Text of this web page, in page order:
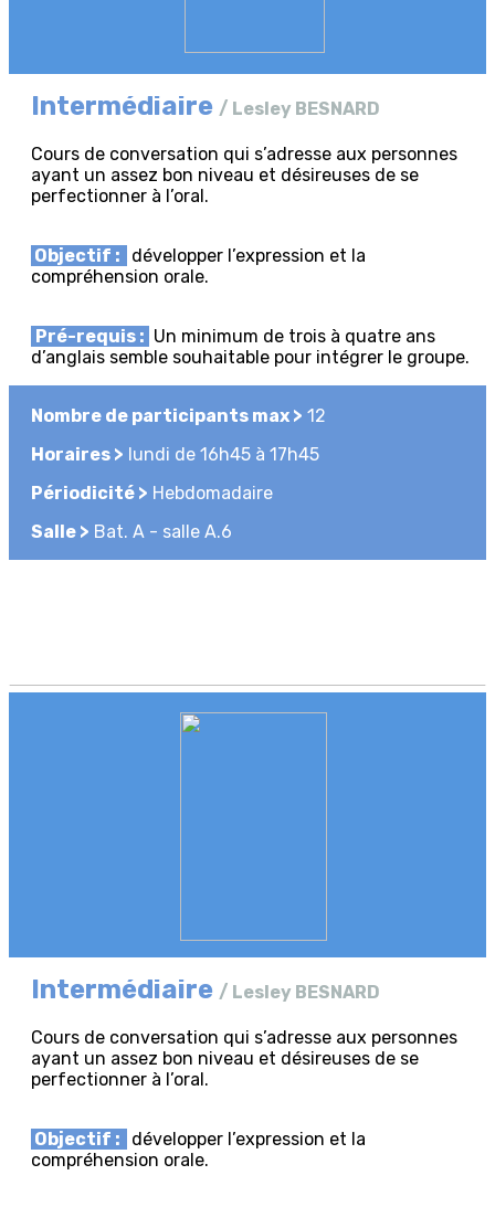
Intermédiaire / Lesley BESNARD
Cours de conversation qui s’adresse aux personnes
ayant un assez bon niveau et désireuses de se
perfectionner à l’oral.
Objectif :
développer l’expression et la
compréhension orale.
Pré-requis : Un minimum de trois à quatre ans
d’anglais semble souhaitable pour intégrer le groupe.
Nombre de participants max > 12
Horaires > lundi de 16h45 à 17h45
Périodicité > Hebdomadaire
Salle > Bat. A - salle A.6
Intermédiaire / Lesley BESNARD
Cours de conversation qui s’adresse aux personnes
ayant un assez bon niveau et désireuses de se
perfectionner à l’oral.
Objectif :
développer l’expression et la
compréhension orale.